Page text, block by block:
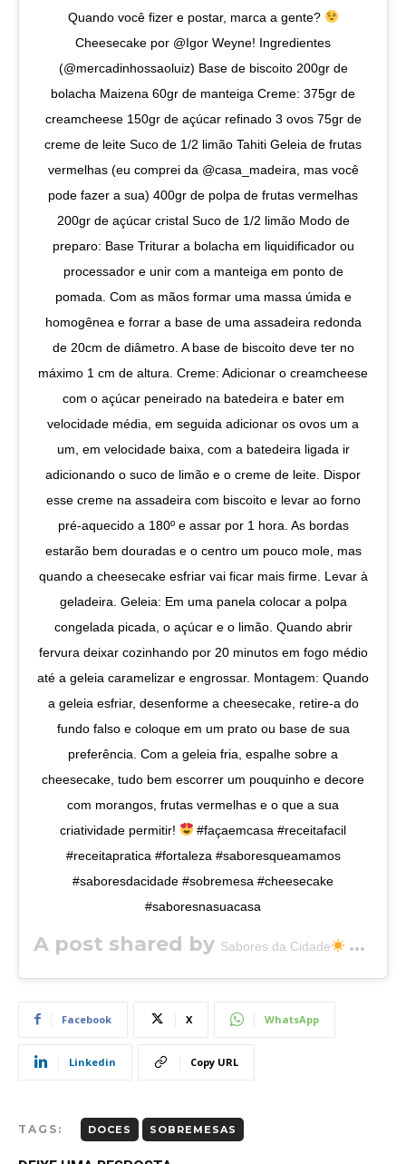
Quando você fizer e postar, marca a gente?
Cheesecake por @⁨Igor Weyne⁩! Ingredientes
(@mercadinhossaoluiz) Base de biscoito 200gr de
bolacha Maizena 60gr de manteiga Creme: 375gr de
creamcheese 150gr de açúcar refinado 3 ovos 75gr de
creme de leite Suco de 1/2 limão Tahiti Geleia de frutas
vermelhas (eu comprei da @casa_madeira, mas você
pode fazer a sua) 400gr de polpa de frutas vermelhas
200gr de açúcar cristal Suco de 1/2 limão Modo de
preparo: Base Triturar a bolacha em liquidificador ou
processador e unir com a manteiga em ponto de
pomada. Com as mãos formar uma massa úmida e
homogênea e forrar a base de uma assadeira redonda
de 20cm de diâmetro. A base de biscoito deve ter no
máximo 1 cm de altura. Creme: Adicionar o creamcheese
com o açúcar peneirado na batedeira e bater em
velocidade média, em seguida adicionar os ovos um a
um, em velocidade baixa, com a batedeira ligada ir
adicionando o suco de limão e o creme de leite. Dispor
esse creme na assadeira com biscoito e levar ao forno
pré-aquecido a 180º e assar por 1 hora. As bordas
estarão bem douradas e o centro um pouco mole, mas
quando a cheesecake esfriar vai ficar mais firme. Levar à
geladeira. Geleia: Em uma panela colocar a polpa
congelada picada, o açúcar e o limão. Quando abrir
fervura deixar cozinhando por 20 minutos em fogo médio
até a geleia caramelizar e engrossar. Montagem: Quando
a geleia esfriar, desenforme a cheesecake, retire-a do
fundo falso e coloque em um prato ou base de sua
preferência. Com a geleia fria, espalhe sobre a
cheesecake, tudo bem escorrer um pouquinho e decore
com morangos, frutas vermelhas e o que a sua
criatividade permitir!
#façaemcasa #receitafacil
#receitapratica #fortaleza #saboresqueamamos
#saboresdacidade #sobremesa #cheesecake
#saboresnasuacasa
A post shared by Sabores da Cidade
Facebook X WhatsApp
Linkedin Copy URL
TAGS: DOCES SOBREMESAS